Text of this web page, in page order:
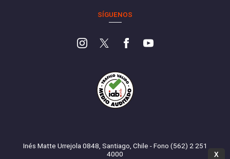
SÍGUENOS
Inés Matte Urrejola 0848, Santiago, Chile - Fono (562) 2 251
4000
X